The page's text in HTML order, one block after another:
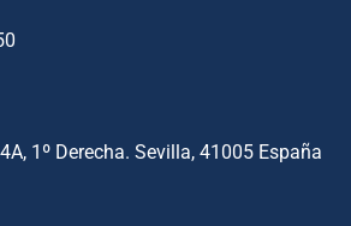
1º Derecha. Sevilla, 41005 España